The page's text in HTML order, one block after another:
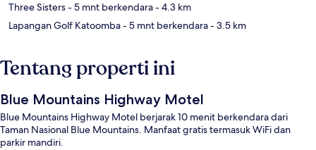
Three Sisters- 5 mnt berkendara- 4.3 km
Lapangan Golf Katoomba- 5 mnt berkendara- 3.5 km
Tentang properti ini
Blue Mountains Highway Motel
Blue Mountains Highway Motel berjarak 10 menit berkendara dari
Taman Nasional Blue Mountains. Manfaat gratis termasuk WiFi dan
parkir mandiri.